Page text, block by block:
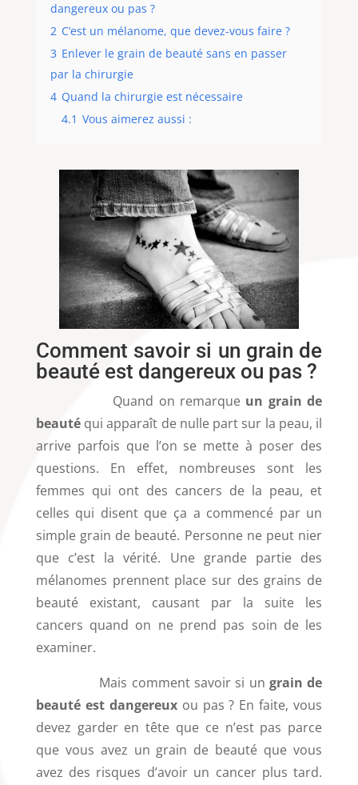
dangereux ou pas ?
2 C’est un mélanome, que devez-vous faire ?
3 Enlever le grain de beauté sans en passer
par la chirurgie
4 Quand la chirurgie est nécessaire
4.1 Vous aimerez aussi :
Comment savoir si un grain de
beauté est dangereux ou pas ?
Quand on remarque un grain de
beautéqui apparaît de nulle part sur la peau, il
arrive parfois que l’on se mette à poser des
questions. En effet, nombreuses sont les
femmes qui ont des cancers de la peau, et
celles qui disent que ça a commencé par un
simple grain de beauté. Personne ne peut nier
que c’est la vérité. Une grande partie des
mélanomes prennent place sur des grains de
beauté existant, causant par la suite les
cancers quand on ne prend pas soin de les
examiner.
Mais comment savoir si un grain de
beauté est dangereuxou pas ? En faite, vous
devez garder en tête que ce n’est pas parce
que vous avez un grain de beauté que vous
avez des risques d’avoir un cancer plus tard.